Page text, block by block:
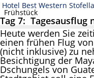
Hotel Best Western Stofella
Frühstück
Tag 7: Tagesausflug
Heute werden Sie
einen frühen Flug
(nicht inklusive) zu
Besichtigung der
Dschungels von